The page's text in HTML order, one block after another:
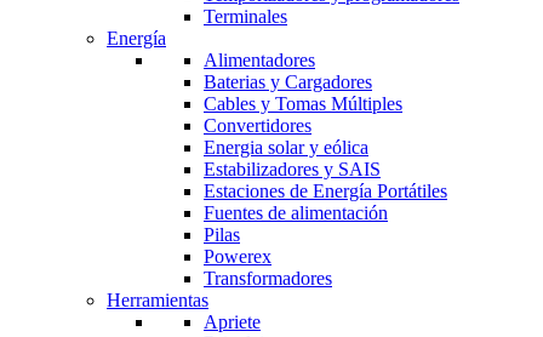
Terminales
Energía
Alimentadores
Baterias y Cargadores
Cables y Tomas Múltiples
Convertidores
Energia solar y eólica
Estabilizadores y SAIS
Estaciones de Energía Portátiles
Fuentes de alimentación
Pilas
Powerex
Transformadores
Herramientas
Apriete